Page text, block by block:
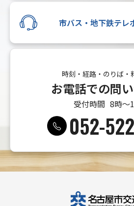
市バス・地下鉄テレ
時刻・経路・のりば・
お電話での問
受付時間 8時〜
052-